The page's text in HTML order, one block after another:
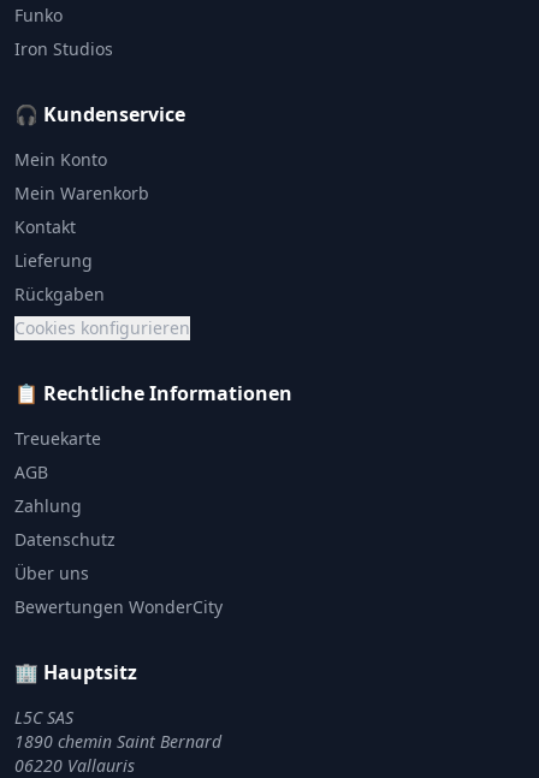
Funko
Iron Studios
🎧 Kundenservice
Mein Konto
Mein Warenkorb
Kontakt
Lieferung
Rückgaben
Cookies konfigurieren
📋 Rechtliche Informationen
Treuekarte
AGB
Zahlung
Datenschutz
Über uns
Bewertungen WonderCity
🏢 Hauptsitz
L5C SAS
1890 chemin Saint Bernard
06220 Vallauris